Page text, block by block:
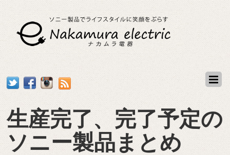
生産完了、完了予定の
ソニー製品まとめ